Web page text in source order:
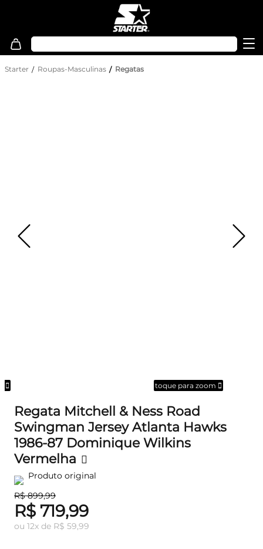
Starter Roupas-Masculinas Regatas
toque para zoom
Regata Mitchell & Ness Road
Swingman Jersey Atlanta Hawks
1986-87 Dominique Wilkins
Vermelha
Produto original
R$ 899,99
R$ 719,99
ou 12x de R$ 59,99